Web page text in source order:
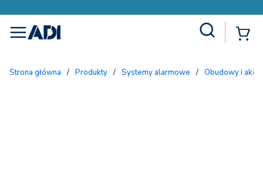
menu
Strona główna / Produkty / Systemy alarmowe / Obudowy i